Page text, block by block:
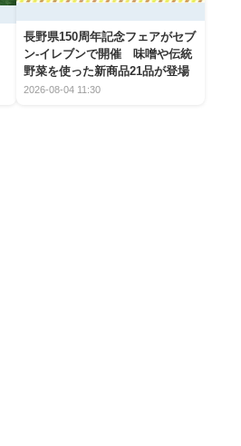
長野県150周年記念フェアがセブ
ン-イレブンで開催 味噌や伝統
野菜を使った新商品21品が登場
2026-08-04 11:30